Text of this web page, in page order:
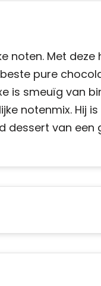
noten. Met deze
pure
is smeuïg van
notenmix. Hij
dessert van een